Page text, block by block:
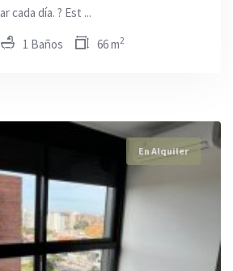
cada día. ? Est ...
1 Baños 66 m2
En Alquiler
En Alquiler
En Alquiler